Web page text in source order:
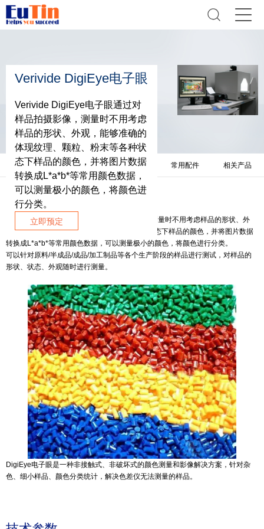
Verivide DigiEye电子眼
Verivide DigiEye电子眼通过对
样品拍摄影像，测量时不用考虑
样品的形状、外观，能够准确的
体现纹理、颗粒、粉末等各种状
态下样品的颜色，并将图片数据
转换成L*a*b*等常用颜色数据，
可以测量极小的颜色，将颜色进
行分类。
立即预定
产品简介 技术参数 相关资料 常用配件 相关产品
产品简介
Verivide DigiEye电子眼通过对样品拍摄影像，测量时不用考虑样品的形状、外
观，能够准确的体现纹理、颗粒、粉末等各种状态下样品的颜色，并将图片数据
转换成L*a*b*等常用颜色数据，可以测量极小的颜色，将颜色进行分类。
可以针对原料/半成品/成品/加工制品等各个生产阶段的样品进行测试，对样品的
形状、状态、外观随时进行测量。
DigiEye电子眼是一种非接触式、非破坏式的颜色测量和影像解决方案，针对杂
色、细小样品、颜色分类统计，解决色差仪无法测量的样品。